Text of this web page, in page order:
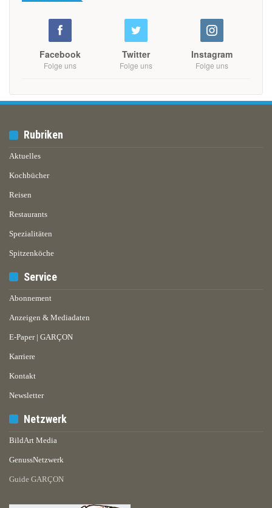
Facebook
Folge uns
Twitter
Folge uns
Instagram
Folge uns
Rubriken
Aktuelles
Kochbücher
Reisen
Restaurants
Spezialitäten
Spitzenköche
Service
Abonnement
Anzeigen & Mediadaten
E-Paper | GARÇON
Karriere
Kontakt
Newsletter
Netzwerk
BildArt Media
GenussNetzwerk
Guide GARÇON